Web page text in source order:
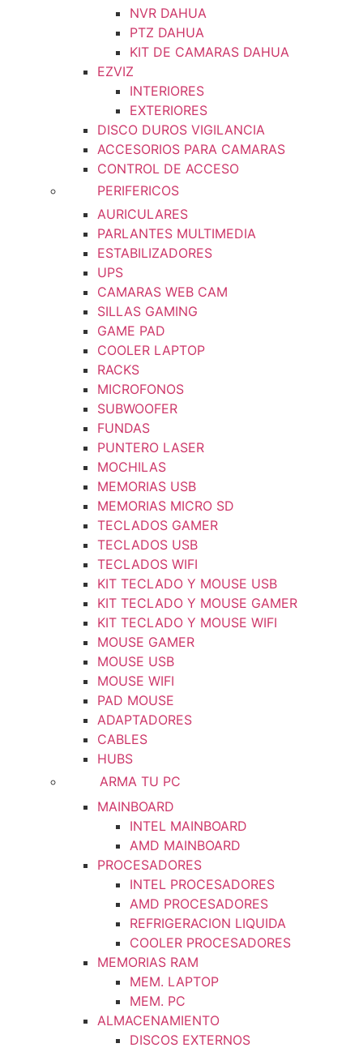
NVR DAHUA
PTZ DAHUA
KIT DE CAMARAS DAHUA
EZVIZ
INTERIORES
EXTERIORES
DISCO DUROS VIGILANCIA
ACCESORIOS PARA CAMARAS
CONTROL DE ACCESO
PERIFERICOS
AURICULARES
PARLANTES MULTIMEDIA
ESTABILIZADORES
UPS
CAMARAS WEB CAM
SILLAS GAMING
GAME PAD
COOLER LAPTOP
RACKS
MICROFONOS
SUBWOOFER
FUNDAS
PUNTERO LASER
MOCHILAS
MEMORIAS USB
MEMORIAS MICRO SD
TECLADOS GAMER
TECLADOS USB
TECLADOS WIFI
KIT TECLADO Y MOUSE USB
KIT TECLADO Y MOUSE GAMER
KIT TECLADO Y MOUSE WIFI
MOUSE GAMER
MOUSE USB
MOUSE WIFI
PAD MOUSE
ADAPTADORES
CABLES
HUBS
ARMA TU PC
MAINBOARD
INTEL MAINBOARD
AMD MAINBOARD
PROCESADORES
INTEL PROCESADORES
AMD PROCESADORES
REFRIGERACION LIQUIDA
COOLER PROCESADORES
MEMORIAS RAM
MEM. LAPTOP
MEM. PC
ALMACENAMIENTO
DISCOS EXTERNOS